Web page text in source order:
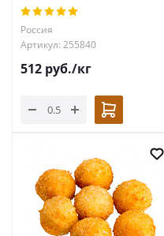
Россия
Артикул: 255840
512 руб./кг